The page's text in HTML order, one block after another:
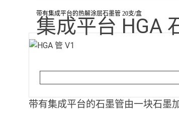
带有集成平台的热解涂层石墨管 20支/盒
集成平台 HGA
带有集成平台的石墨管由一块石墨